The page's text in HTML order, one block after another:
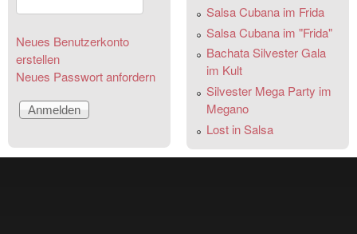
Neues Benutzerkonto
erstellen
Neues Passwort anfordern
Salsa Cubana im Frida
Salsa Cubana im "Frida"
Bachata Silvester Gala
im Kult
Silvester Mega Party im
Megano
Lost in Salsa